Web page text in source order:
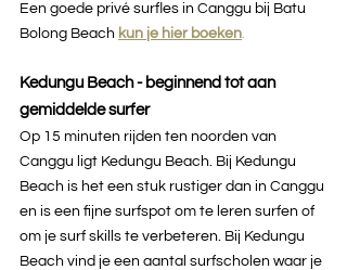
Een goede privé surfles in Canggu bij Batu
Bolong Beach kun je hier boeken.
Kedungu Beach - beginnend tot aan
gemiddelde surfer
Op 15 minuten rijden ten noorden van
Canggu ligt Kedungu Beach. Bij Kedungu
Beach is het een stuk rustiger dan in Canggu
en is een fijne surfspot om te leren surfen of
om je surf skills te verbeteren. Bij Kedungu
Beach vind je een aantal surfscholen waar je